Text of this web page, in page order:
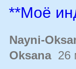
**Моё
Nayni-
Oksana26